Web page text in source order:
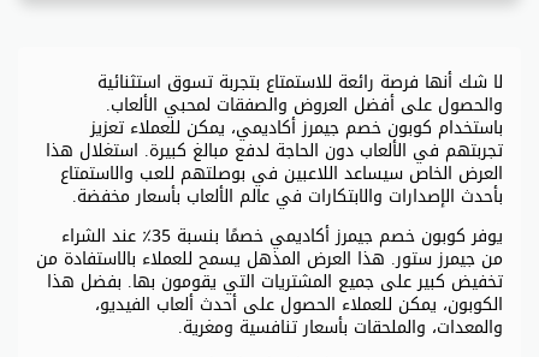
يوفر كوبون خصم جيمرز أكاديمي خصمًا بنسبة 35٪ عند الشراء
من جيمرز ستور. هذا العرض المذهل يسمح للعملاء بالاستفادة من
تخفيض كبير على جميع المشتريات التي يقومون بها. بفضل هذا
الكوبون، يمكن للعملاء الحصول على أحدث ألعاب الفيديو،
والمعدات، والملحقات بأسعار تنافسية ومغرية.
لا شك أنها فرصة رائعة للاستمتاع بتجربة تسوق استثنائية
والحصول على أفضل العروض والصفقات لمحبي الألعاب.
باستخدام كوبون خصم جيمرز أكاديمي، يمكن للعملاء تعزيز
تجربتهم في الألعاب دون الحاجة لدفع مبالغ كبيرة. استغلال هذا
العرض الخاص سيساعد اللاعبين في بوصلتهم للعب والاستمتاع
بأحدث الإصدارات والابتكارات في عالم الألعاب بأسعار مخفضة.